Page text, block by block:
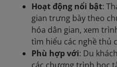
Hoạt động nổi bật:
gian trưng bày theo
hóa dân gian, xem
tìm hiểu các nghề thủ
Phù hợp với: Du
các chương trình học